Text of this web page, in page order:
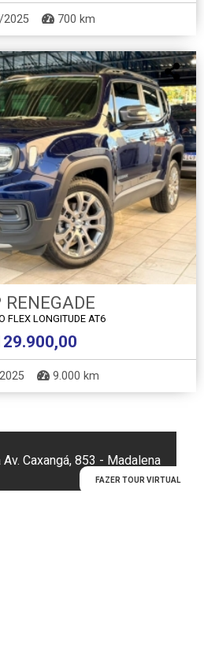
700 km
RENEGADE
FLEX LONGITUDE AT6
9.000 km
Caxangá, 853 - Madalena
FAZER TOUR VIRTUAL